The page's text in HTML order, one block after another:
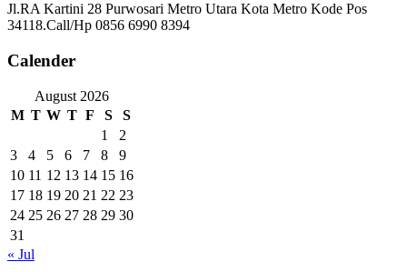
Jl.RA Kartini 28 Purwosari Metro Utara Kota Metro Kode Pos
34118.Call/Hp 0856 6990 8394
Calender
August 2026
M T W T F S
S
1
2
3
4 5 6 7 8
9
10 11 12 13 14 15 16
17 18 19 20 21 22 23
24 25 26 27 28 29 30
31
« Jul